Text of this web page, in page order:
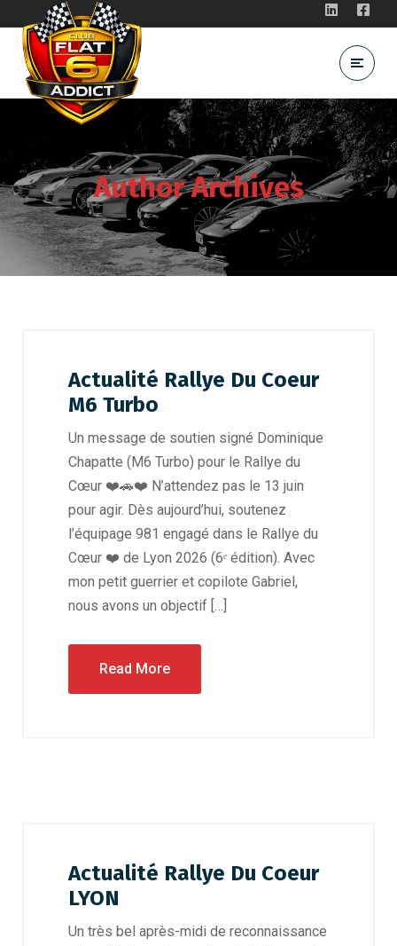
Author Archives
Actualité Rallye Du Coeur
M6 Turbo
Un message de soutien signé Dominique
Chapatte (M6 Turbo) pour le Rallye du
Cœur ❤️🚗❤️ N’attendez pas le 13 juin
pour agir. Dès aujourd’hui, soutenez
l’équipage 981 engagé dans le Rallye du
Cœur ❤️ de Lyon 2026 (6ᵉ édition). Avec
mon petit guerrier et copilote Gabriel,
nous avons un objectif […]
Read More
Actualité Rallye Du Coeur
LYON
Un très bel après-midi de reconnaissance